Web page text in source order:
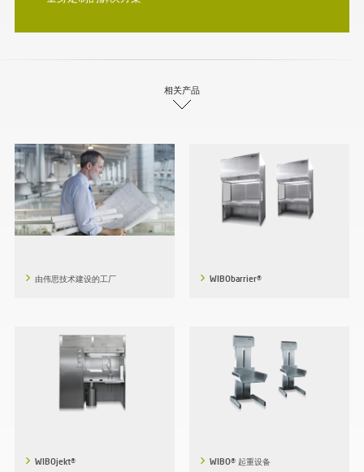
相关产品
由伟思技术建设的工厂 WIBObarrier®
WIBOjekt® WIBO® 起重设备